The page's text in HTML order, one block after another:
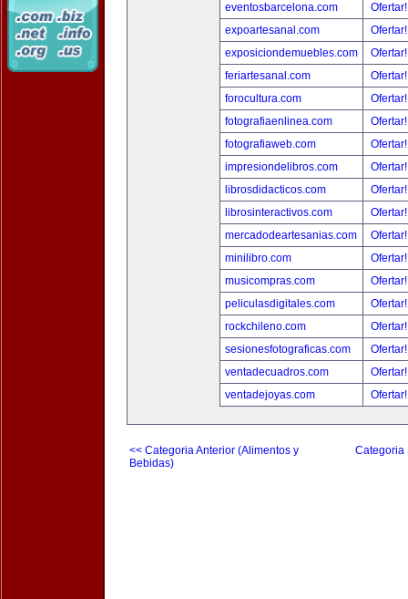
eventosbarcelona.com
expoartesanal.com
exposiciondemuebles.com
feriartesanal.com
forocultura.com
fotografiaenlinea.com
fotografiaweb.com
impresiondelibros.com
librosdidacticos.com
librosinteractivos.com
mercadodeartesanias.com
minilibro.com
musicompras.com
peliculasdigitales.com
rockchileno.com
sesionesfotograficas.com
ventadecuadros.com
ventadejoyas.com
<< Categoria Anterior (Alimentos y
Bebidas)
Categoria